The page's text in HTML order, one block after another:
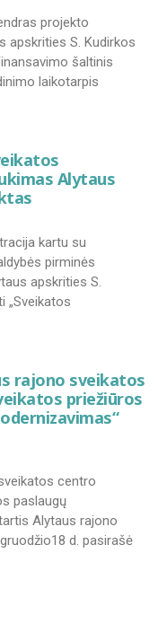
projekto
apskrities S. Kudirkos
šaltinis
laikotarpis
Alytaus
kartu su
pirminės
apskrities S.
„Sveikatos
rajono sveikatos
priežiūros
centro
paslaugų
Alytaus rajono
d. pasirašė